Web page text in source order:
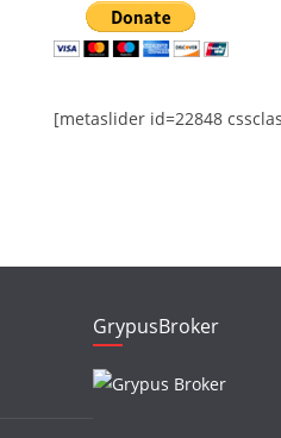
[metaslider id=22848
GrypusBroker